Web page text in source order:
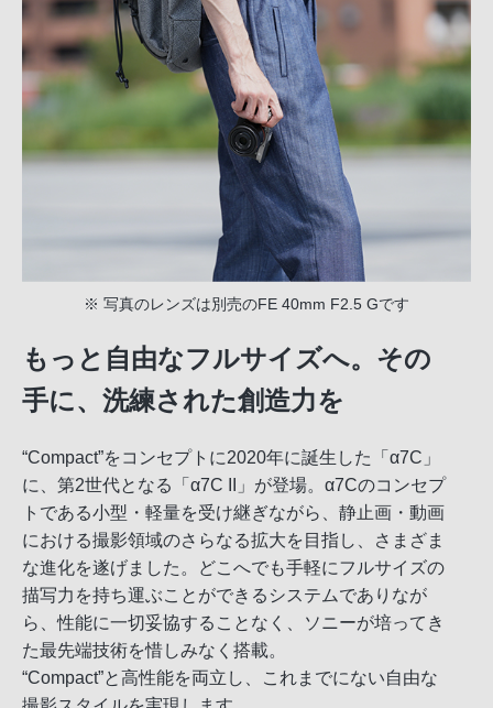
※ 写真のレンズは別売のFE 40mm F2.5 Gです
もっと自由なフルサイズへ。その
手に、洗練された創造力を
“Compact”をコンセプトに2020年に誕生した「α7C」
に、第2世代となる「α7C II」が登場。α7Cのコンセプ
トである小型・軽量を受け継ぎながら、静止画・動画
における撮影領域のさらなる拡大を目指し、さまざま
な進化を遂げました。どこへでも手軽にフルサイズの
描写力を持ち運ぶことができるシステムでありなが
ら、性能に一切妥協することなく、ソニーが培ってき
た最先端技術を惜しみなく搭載。
“Compact”と高性能を両立し、これまでにない自由な